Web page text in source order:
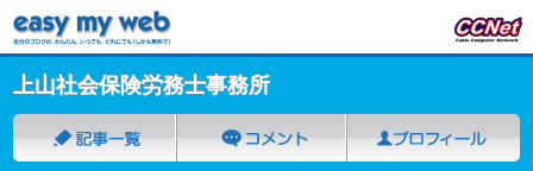
上山社会保険労務士事務所